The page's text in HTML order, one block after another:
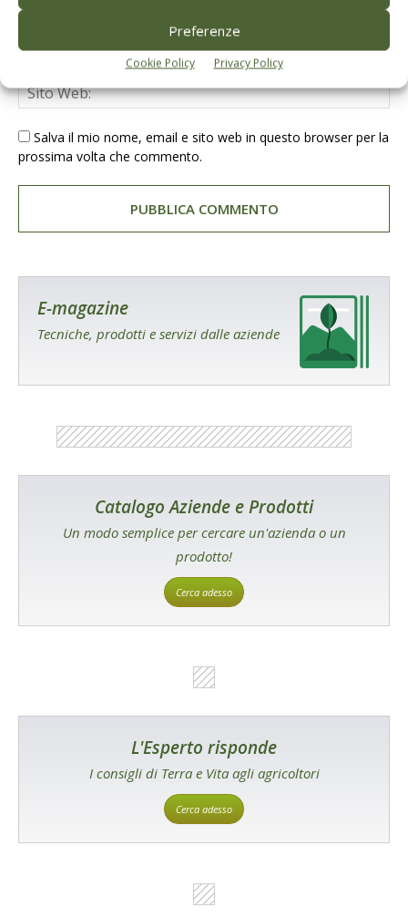
Preferenze
Cookie Policy Privacy Policy
Salva il mio nome, email e sito web in questo browser per la
prossima volta che commento.
E-magazine
Tecniche, prodotti e servizi dalle aziende
Catalogo Aziende e Prodotti
Un modo semplice per cercare un'azienda o un
prodotto!
Cerca adesso
L'Esperto risponde
I consigli di Terra e Vita agli agricoltori
Cerca adesso